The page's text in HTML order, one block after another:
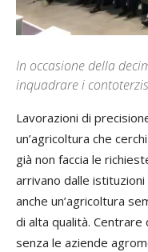
In occasione della
inquadrare i
Lavorazioni di
un’agricoltura che
già non faccia le
arrivano dalle
anche un’agricoltura
di alta qualità.
senza le aziende